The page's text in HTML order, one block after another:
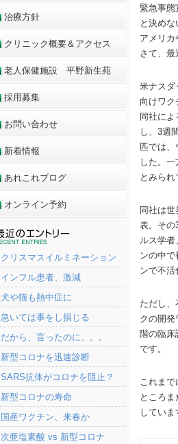
緊急事態
と決めな
アメリ
さて、最
米ナスダ
向けワ
同社に
し、3週
匹では
した。
とみられ
同社は
表。その
ルス学
ンの中
ンで不
ただし
クの開
階の臨
です。
これま
ところ
してい
治療方針
クリニック概要＆アクセス
老人保健施設 平野新生苑
採用募集
お問い合わせ
新着情報
あれこれブログ
オンライン予約
クリスマスイルミネーション
インフル患者、激減
犬や猫も熱中症に
急いては事をし損じる
だから、言ったのに。。。
新型コロナを迅速診断
SARS抗体がコロナを阻止？
新型コロナの寿命
国産ワクチン、来春か
次亜塩素酸 vs 新型コロナ